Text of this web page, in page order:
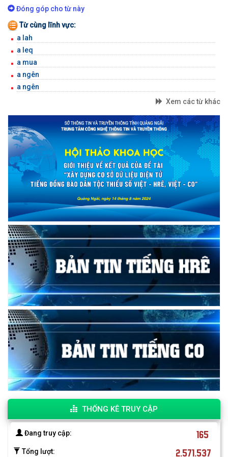
BỘ GÕ
Đóng góp cho từ này
Từ cùng lĩnh vực:
a lah
a leq
a mua
a ngên
a ngên
Xem các từ khác
THỐNG KÊ TRUY CẬP
165
Đang truy cập:
2.571.537
Tổng lượt: